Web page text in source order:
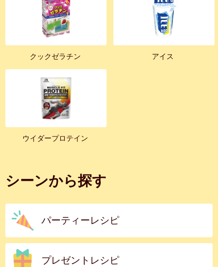
クックゼラチン アイス
ウイダープロテイン
シーンから探す
パーティーレシピ
プレゼントレシピ